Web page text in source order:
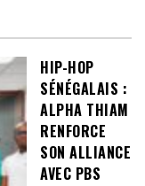
HIP-HOP
SÉNÉGALAIS :
ALPHA THIAM
RENFORCE
SON ALLIANCE
AVEC PBS